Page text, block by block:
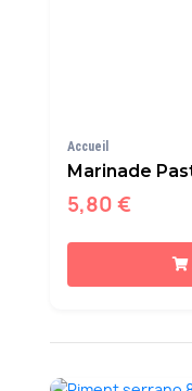
Accueil
Marinade
5,80 €